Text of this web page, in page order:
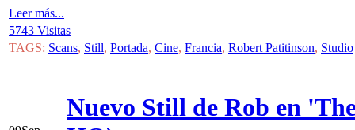
Leer más...
5743 Visitas
TAGS: Scans, Still, Portada, Cine, Francia, Robert Patitinson, Studio
Nuevo Still de Rob en